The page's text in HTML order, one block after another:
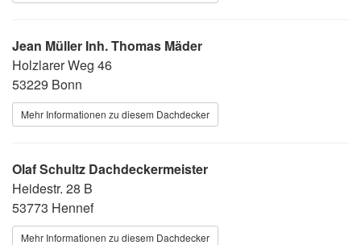
Jean Müller Inh. Thomas Mäder
Holzlarer Weg 46
53229 Bonn
Mehr Informationen zu diesem Dachdecker
Olaf Schultz Dachdeckermeister
Heidestr. 28 B
53773 Hennef
Mehr Informationen zu diesem Dachdecker